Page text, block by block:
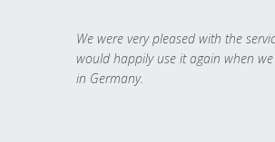
We were very pleased with the
would happily use it again when
in Germany.